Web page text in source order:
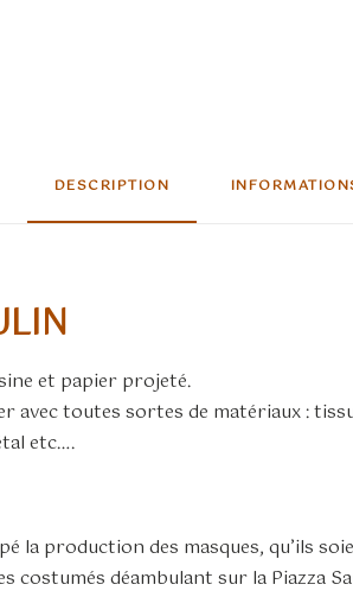
DESCRIPTION
et papier projeté.
avec toutes sortes de matériaux :
etc….
la production des masques, qu’ils
costumés déambulant sur la Piazza